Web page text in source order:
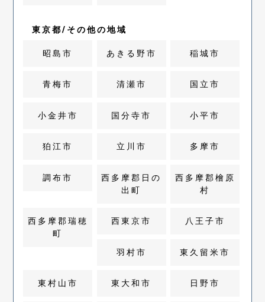
東京都/その他の地域
昭島市 あきる野市 稲城市
青梅市 清瀬市 国立市
小金井市 国分寺市 小平市
狛江市 立川市 多摩市
調布市
西多摩郡日の
出町
西多摩郡檜原
村
西多摩郡瑞穂
町
西東京市 八王子市
羽村市 東久留米市
東村山市 東大和市 日野市